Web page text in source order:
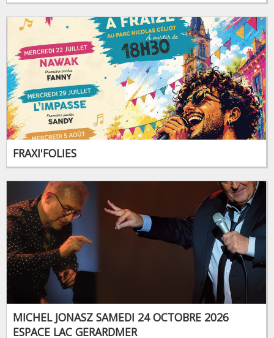
FRAXI'FOLIES
MICHEL JONASZ SAMEDI 24 OCTOBRE 2026
ESPACE LAC GERARDMER